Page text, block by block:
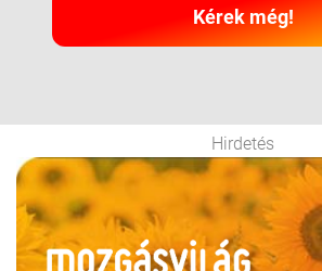
Kérek még!
Hirdetés